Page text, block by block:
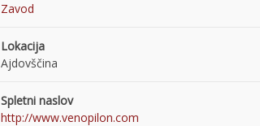
Zavod
Lokacija
Ajdovščina
Spletni naslov
http://www.venopilon.com